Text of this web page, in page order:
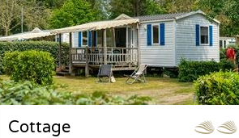
Cottage